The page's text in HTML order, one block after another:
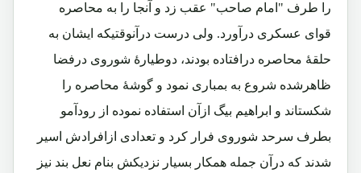
را طرف "امام صاحب" عقب زد و آنجا را به محاصره
قوای عسکری درآورد. ولی درست درآنوقتیکه ایشان به
حلقۀ محاصره درافتاده بودند، دوطیارۀ شوروی درفضا
ظاهرشده شروع به بمباری نمود و گوشۀ محاصره را
شکستاند و ابراهیم بیگ ازآن استفاده نموده از رودآمو
بطرف سرحد شوروی فرار کرد و تعدادی ازافرادش اسیر
شدند که درآن جمله همکار بسیار نزدیکش بنام نعل بند نیز